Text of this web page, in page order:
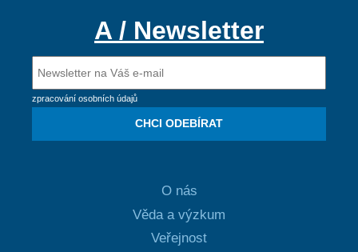
A / Newsletter
zpracování osobních údajů
CHCI ODEBÍRAT
O nás
Věda a výzkum
Veřejnost